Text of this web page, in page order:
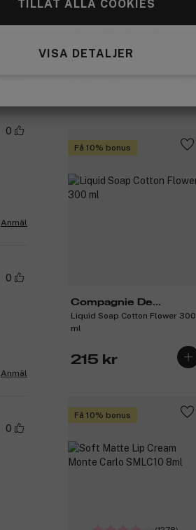
TILLÅT ALLA COOKIES
VISA DETALJER
Evening Primrose 473 ml
Få 10% bonus
Compagnie De
Provence
Liquid Soap Cotton Flower 300
ml
215 kr
Få 10% bonus
0
Anmäl
0
Anmäl
0